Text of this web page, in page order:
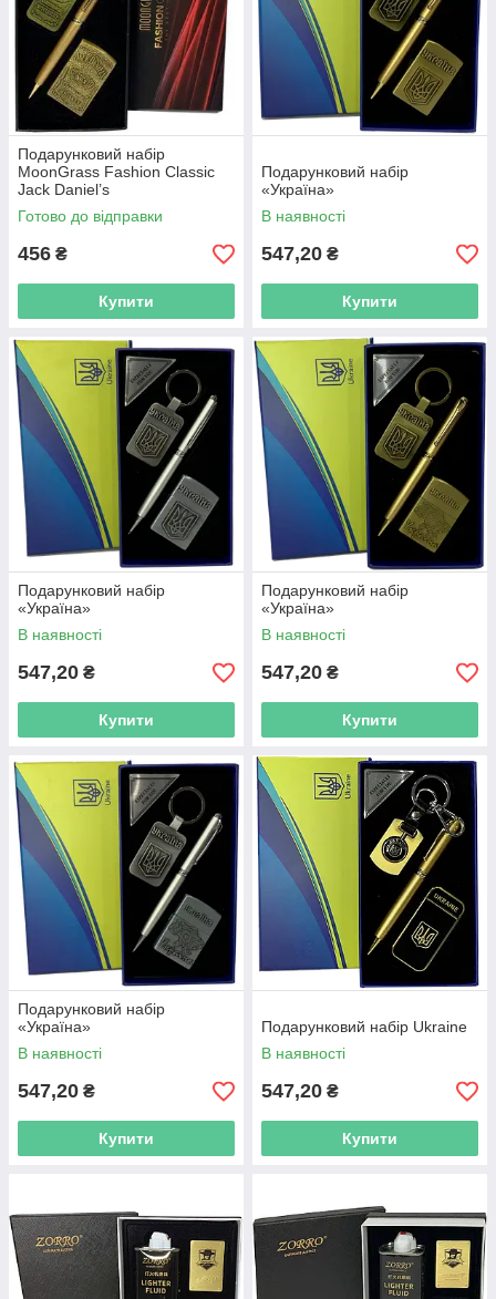
Подарунковий набір
MoonGrass Fashion Classic
Jack Daniel’s
Готово до відправки
456 ₴
Купити
Подарунковий набір
«Україна»
В наявності
547,20 ₴
Купити
Подарунковий набір
«Україна»
В наявності
547,20 ₴
Купити
Подарунковий набір
«Україна»
В наявності
547,20 ₴
Купити
Подарунковий набір
«Україна»
В наявності
547,20 ₴
Купити
Подарунковий набір Ukraine
В наявності
547,20 ₴
Купити